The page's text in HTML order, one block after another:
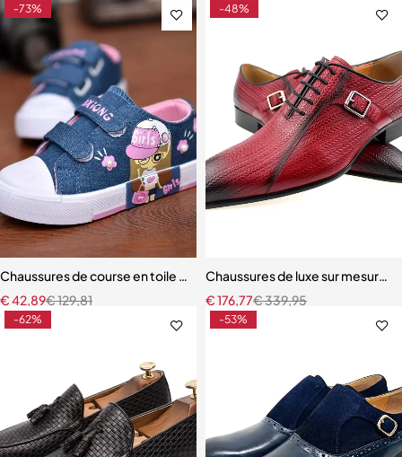
-73%
Chaussures de course en toile pour enfants
€129,81
€42,89
-48%
Chaussures de luxe sur mesure
€339,95
€176,77
-62% -53%